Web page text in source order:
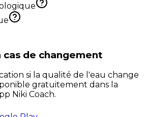
cas de changement
si la qualité de l'eau change
gratuitement dans la
Niki Coach.